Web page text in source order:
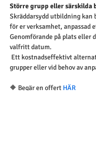
Större grupp eller särskilda
Skräddarsydd utbildning kan
för er verksamhet, anpassad
Genomförande på plats eller
valfritt datum.
Ett kostnadseffektivt
grupper eller vid behov av
🔶 Begär en offert HÄR